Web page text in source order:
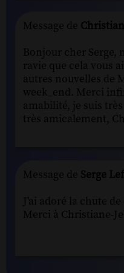
Message de
Bonjour cher Serge,
ravie que cela vous
autres nouvelles de
week_end. Merci
amabilité, je suis
très amicalement,
Message de Serge
J'ai adoré la chute
Merci à Christiane-